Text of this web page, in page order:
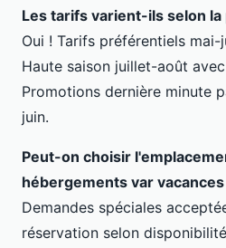
Les tarifs varient-ils selon la
Oui ! Tarifs préférentiels
Haute saison juillet-août
Promotions dernière minute
juin.
Peut-on choisir
hébergements var vacances
Demandes spéciales
réservation selon